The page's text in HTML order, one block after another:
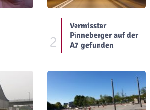
2
Vermisster
Pinneberger auf der
A7 gefunden